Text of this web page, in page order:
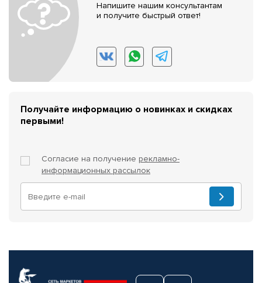
Напишите нашим консультантам
и получите быстрый ответ!
Получайте информацию о новинках и скидках
первыми!
Согласие на получение рекламно-
информационных рассылок